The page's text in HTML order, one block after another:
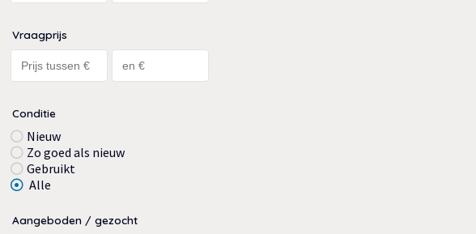
Vraagprijs
Conditie
Nieuw
Zo goed als nieuw
Gebruikt
Alle
Aangeboden / gezocht